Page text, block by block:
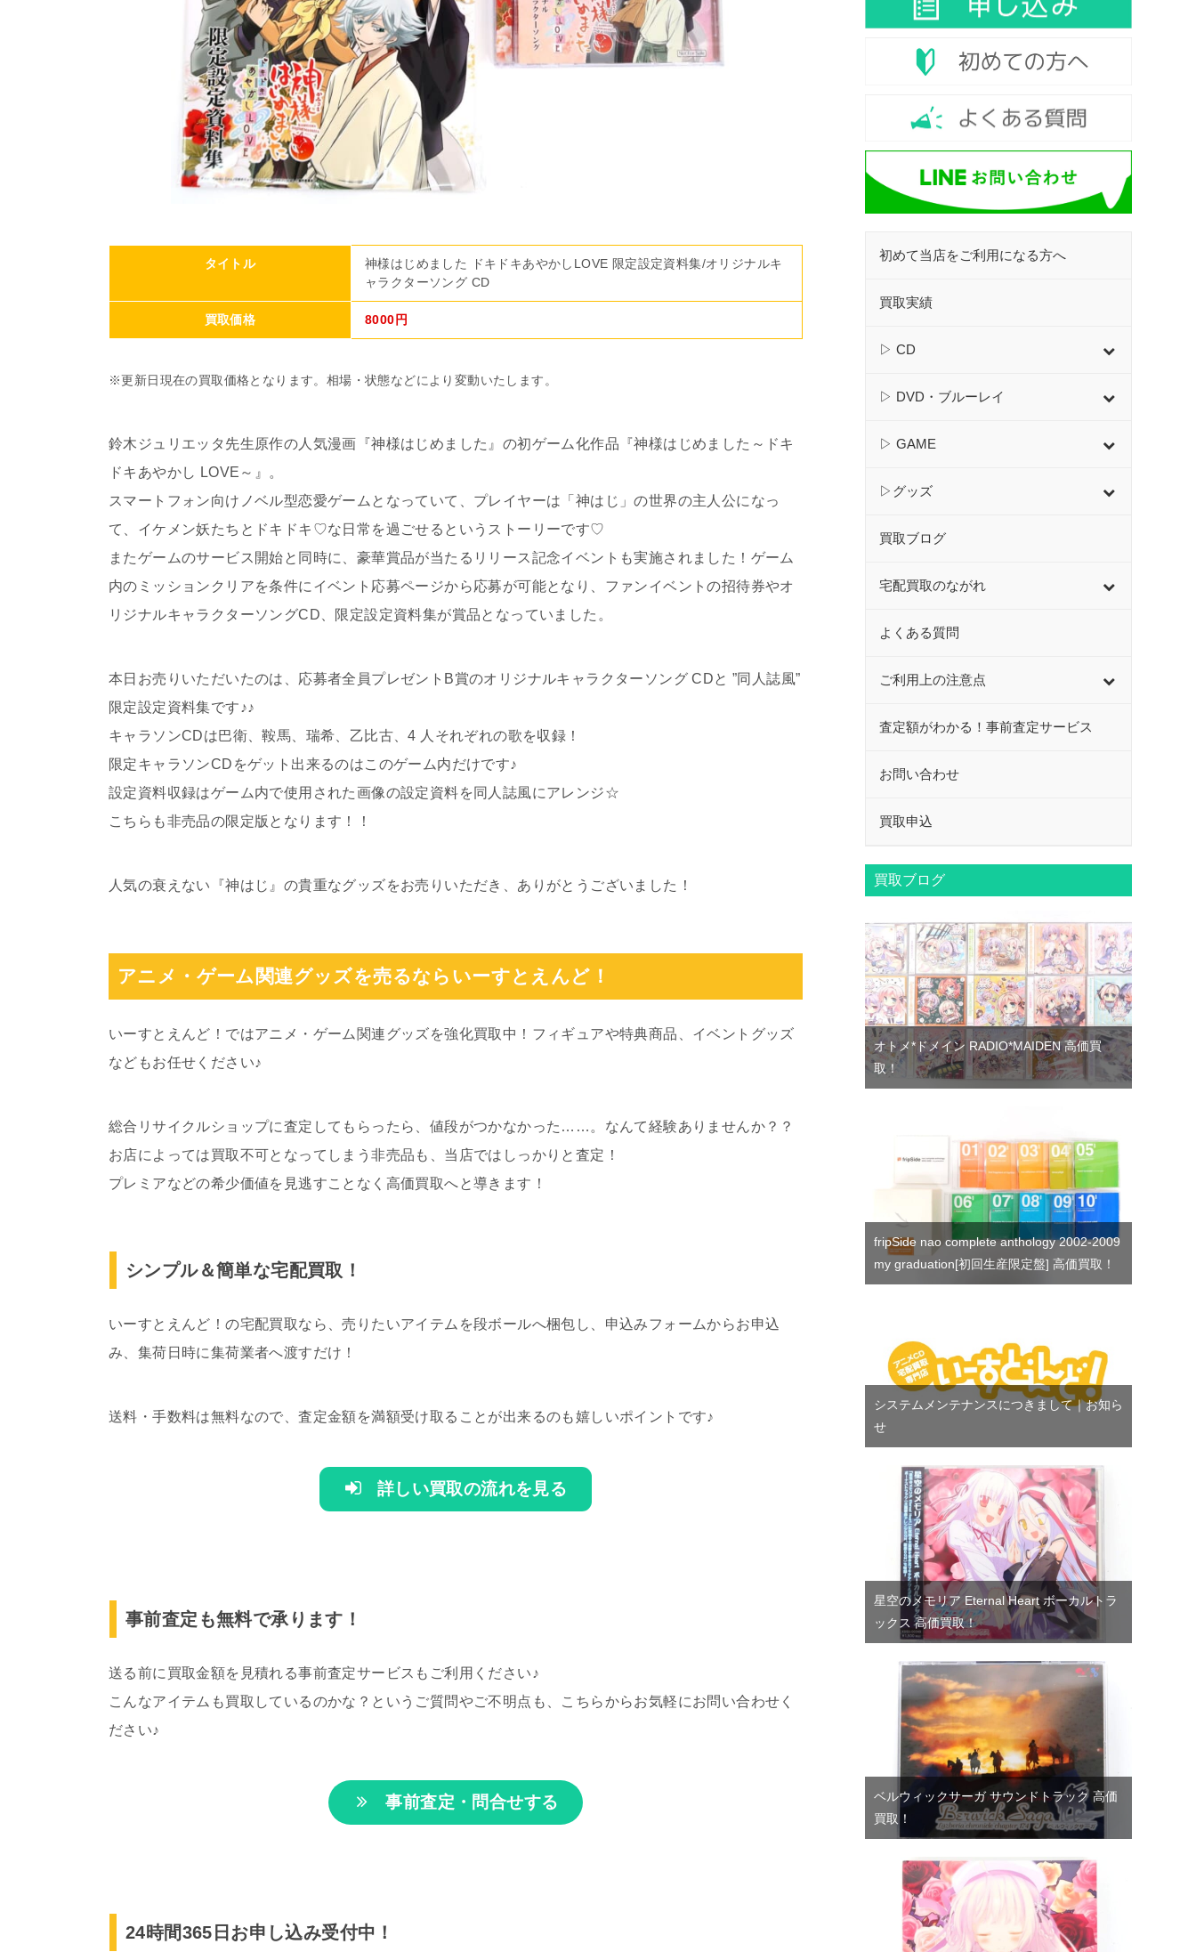
タイトル
神様はじめました ドキドキあやかしLOVE 限定設定資料集/オリジナルキ
ャラクターソング CD
買取価格 8000円
※更新日現在の買取価格となります。相場・状態などにより変動いたします。
鈴木ジュリエッタ先生原作の人気漫画『神様はじめました』の初ゲーム化作品『神様はじめました～ドキ
ドキあやかし LOVE～』。
スマートフォン向けノベル型恋愛ゲームとなっていて、プレイヤーは「神はじ」の世界の主人公になっ
て、イケメン妖たちとドキドキ♡な日常を過ごせるというストーリーです♡
またゲームのサービス開始と同時に、豪華賞品が当たるリリース記念イベントも実施されました！ゲーム
内のミッションクリアを条件にイベント応募ページから応募が可能となり、ファンイベントの招待券やオ
リジナルキャラクターソングCD、限定設定資料集が賞品となっていました。
本日お売りいただいたのは、応募者全員プレゼントB賞のオリジナルキャラクターソング CDと ”同人誌風”
限定設定資料集です♪♪
キャラソンCDは巴衛、鞍馬、瑞希、乙比古、4 人それぞれの歌を収録！
限定キャラソンCDをゲット出来るのはこのゲーム内だけです♪
設定資料収録はゲーム内で使用された画像の設定資料を同人誌風にアレンジ☆
こちらも非売品の限定版となります！！
人気の衰えない『神はじ』の貴重なグッズをお売りいただき、ありがとうございました！
アニメ・ゲーム関連グッズを売るならいーすとえんど！
いーすとえんど！ではアニメ・ゲーム関連グッズを強化買取中！フィギュアや特典商品、イベントグッズ
などもお任せください♪
総合リサイクルショップに査定してもらったら、値段がつかなかった……。なんて経験ありませんか？？
お店によっては買取不可となってしまう非売品も、当店ではしっかりと査定！
プレミアなどの希少価値を見逃すことなく高価買取へと導きます！
シンプル＆簡単な宅配買取！
いーすとえんど！の宅配買取なら、売りたいアイテムを段ボールへ梱包し、申込みフォームからお申込
み、集荷日時に集荷業者へ渡すだけ！
送料・手数料は無料なので、査定金額を満額受け取ることが出来るのも嬉しいポイントです♪
詳しい買取の流れを見る
事前査定も無料で承ります！
送る前に買取金額を見積れる事前査定サービスもご利用ください♪
こんなアイテムも買取しているのかな？というご質問やご不明点も、こちらからお気軽にお問い合わせく
ださい♪
事前査定・問合せする
24時間365日お申し込み受付中！
初めて当店をご利用になる方へ
買取実績
▷ CD
▷ DVD・ブルーレイ
▷ GAME
▷グッズ
買取ブログ
宅配買取のながれ
よくある質問
ご利用上の注意点
査定額がわかる！事前査定サービス
お問い合わせ
買取申込
買取ブログ
オトメ*ドメイン RADIO*MAIDEN 高価買
取！
fripSide nao complete anthology 2002-2009
my graduation[初回生産限定盤] 高価買取！
システムメンテナンスにつきまして｜お知ら
せ
星空のメモリア Eternal Heart ボーカルトラ
ックス 高価買取！
ベルウィックサーガ サウンドトラック 高価
買取！